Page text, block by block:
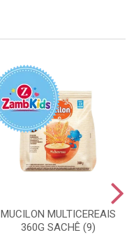
MUCILON MULTICEREAIS
360G SACHÊ (9)